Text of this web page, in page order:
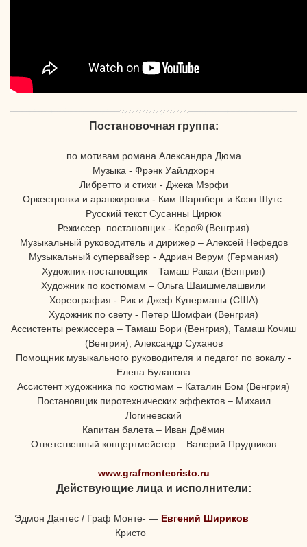
Постановочная группа:
по мотивам романа Александра Дюма
Музыка - Фрэнк Уайлдхорн
Либретто и стихи - Джека Мэрфи
Оркестровки и аранжировки - Ким Шарнберг и Коэн Шутс
Русский текст Сусанны Цирюк
Режиссер–постановщик - Керо® (Венгрия)
Музыкальный руководитель и дирижер – Алексей Нефедов
Музыкальный супервайзер - Адриан Верум (Германия)
Художник-постановщик – Тамаш Ракаи (Венгрия)
Художник по костюмам – Ольга Шаишмелашвили
Хореография - Рик и Джеф Куперманы (США)
Художник по свету - Петер Шомфаи (Венгрия)
Ассистенты режиссера – Тамаш Бори (Венгрия), Тамаш Кочиш
(Венгрия), Александр Суханов
Помощник музыкального руководителя и педагог по вокалу -
Елена Буланова
Ассистент художника по костюмам – Каталин Бом (Венгрия)
Постановщик пиротехнических эффектов – Михаил
Логиневский
Капитан балета – Иван Дрёмин
Ответственный концертмейстер – Валерий Прудников
www.grafmontecristo.ru
Действующие лица и исполнители:
Эдмон Дантес / Граф Монте-
Кристо
— Евгений Шириков